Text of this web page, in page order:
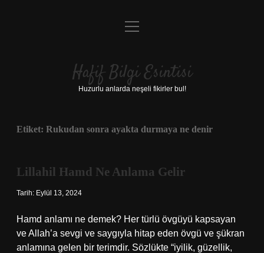
Anasayfa
Yasal Uyarı
menüyü
Hafif Bilgi Esintisi
Huzurlu anlarda neşeli fikirler bul!
Etiket: Rukudan sonra ayakta durmaya ne denir
Lillahil Hamd Ne Anlama Gelir
Tarih: Eylül 13, 2024
Hamd anlamı ne demek? Her türlü övgüyü kapsayan
ve Allah’a sevgi ve saygıyla hitap eden övgü ve şükran
anlamına gelen bir terimdir. Sözlükte “iyilik, güzellik,